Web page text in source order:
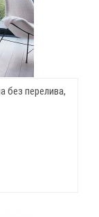
без перелива,